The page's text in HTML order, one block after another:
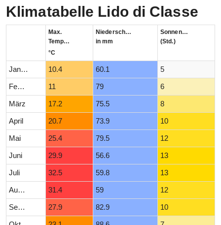
Klimatabelle Lido di Classe
Max.
Temperatur
°C
Niederschlag
in mm
Sonnenstunden
(Std.)
Januar 10.4 60.1 5
Februar 11 79 6
März 17.2 75.5 8
April 20.7 73.9 10
Mai 25.4 79.5 12
Juni 29.9 56.6 13
Juli 32.5 59.8 13
August 31.4 59 12
September 27.9 82.9 10